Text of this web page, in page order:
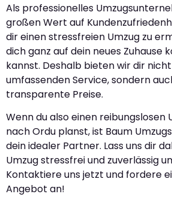
Als professionelles
großen Wert auf
dir einen stressfreien Umzug zu
dich ganz auf dein neues Zuhause
kannst. Deshalb bieten wir dir
umfassenden Service, sondern
transparente Preise.
Wenn du also einen reibungslosen
nach Ordu planst, ist Baum
dein idealer Partner. Lass uns dir
Umzug stressfrei und zuverlässig
Kontaktiere uns jetzt und fordere
Angebot an!